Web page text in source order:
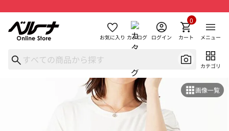
お気に入り カタログ ログイン カート
0
メニュー
カテゴリ
画像一覧